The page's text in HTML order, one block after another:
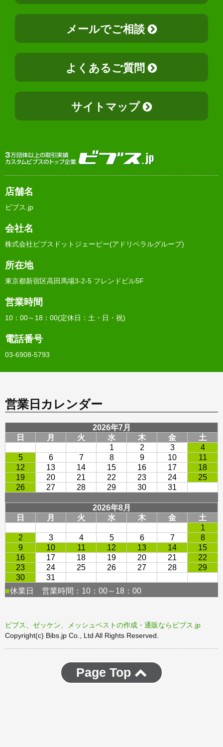
メールでご相談
よくあるご質問
サイトマップ
店舗名
ビブス.jp
会社名
株式会社ビブスドットジェーピー(アドリベラルグループ)
所在地
東京都新宿区高田馬場3-2-5 フレンドビル5F
営業時間
10：00～18：00(定休日：土・日・祝)
電話番号
03-6908-5793
営業日カレンダー
ビブス、ゼッケン、メッシュベストの作成・通販ならビブス.jp
Copyright(c) Bibs.jp Co., Ltd All Rights Reserved.
Page Top